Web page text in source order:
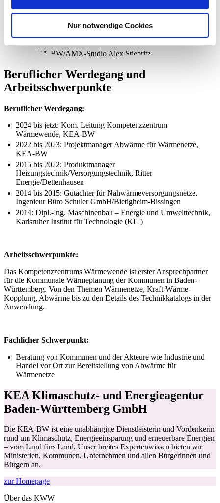
Nur notwendige Cookies
Strukturwandel spielt die Kommunale Wärmeplanung eine zentrale
KEA-BW/AMX-Studio Alex Stiebritz
Beruflicher Werdegang und
Arbeitsschwerpunkte
Beruflicher Werdegang:
2024 bis jetzt: Kom. Leitung Kompetenzzentrum
Wärmewende, KEA-BW
2022 bis 2023: Projektmanager Abwärme für Wärmenetze,
KEA-BW
2015 bis 2022: Produktmanager
Heizungstechnik/Versorgungstechnik, Ritter
Energie/Dettenhausen
2014 bis 2015: Gutachter für Nahwärmeversorgungsnetze,
Ingenieur Büro Schuler GmbH/Bietigheim-Bissingen
2014: Dipl.-Ing. Maschinenbau – Energie und Umwelttechnik,
Karlsruher Institut für Technologie (KIT)
Arbeitsschwerpunkte:
Das Kompetenzzentrums Wärmewende ist erster Ansprechpartner
für die Kommunale Wärmeplanung der Kommunen in Baden-
Württemberg. Von den Themen Wärmenetze, Kraft-Wärme-
Kopplung, Abwärme bis zu den Details des Technikkatalogs in der
Anwendung.
Fachlicher Schwerpunkt:
Beratung von Kommunen und der Akteure wie Industrie und
Handel vor Ort zur Bereitstellung von Abwärme für
Wärmenetze
KEA Klimaschutz- und Energieagentur
Baden-Württemberg GmbH
Die KEA-BW ist eine unabhängige Dienstleisterin und Vordenkerin
rund um Klimaschutz, Energieeinsparung und erneuerbare Energien
– vom Land fürs Land. Unser breites Expertenwissen bieten wir
Ministerien, Kommunen, Unternehmen und allen Bürgerinnen und
Bürgern an.
zur Homepage
Über das KWW